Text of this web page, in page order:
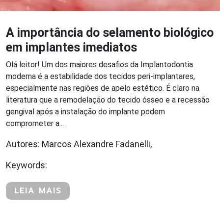
A importância do selamento biológico
em implantes imediatos
Olá leitor! Um dos maiores desafios da Implantodontia
moderna é a estabilidade dos tecidos peri-implantares,
especialmente nas regiões de apelo estético. É claro na
literatura que a remodelação do tecido ósseo e a recessão
gengival após a instalação do implante podem
comprometer a...
Autores: Marcos Alexandre Fadanelli,
Keywords:
LEIA MAIS